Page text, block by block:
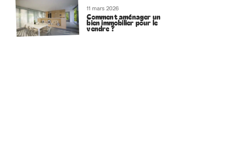
11 mars 2026
Comment aménager un
bien immobilier pour le
vendre ?